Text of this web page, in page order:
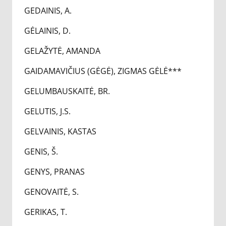
GEDAINIS, A.
GĖLAINIS, D.
GELAŽYTĖ, AMANDA
GAIDAMAVIČIUS (GĖGĖ), ZIGMAS GĖLĖ***
GELUMBAUSKAITĖ, BR.
GELUTIS, J.S.
GELVAINIS, KASTAS
GENIS, Š.
GENYS, PRANAS
GENOVAITĖ, S.
GERIKAS, T.